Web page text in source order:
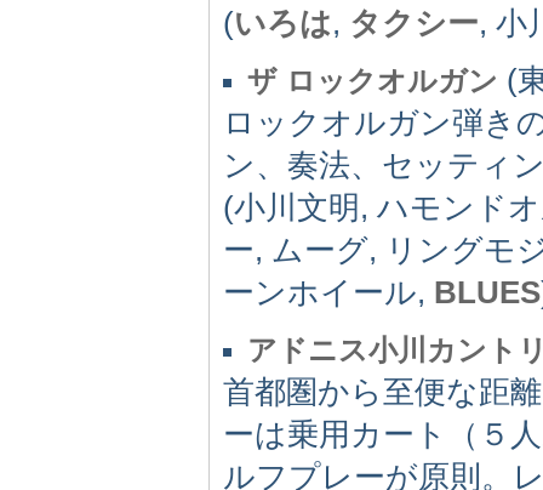
(いろは, タクシー, 小
ザ ロックオルガン (
ロックオルガン弾き
ン、奏法、セッティ
(小川文明, ハモンド
ー, ムーグ, リングモ
ーンホイール, BLUES
アドニス小川カント
首都圏から至便な距
ーは乗用カート（５
ルフプレーが原則。